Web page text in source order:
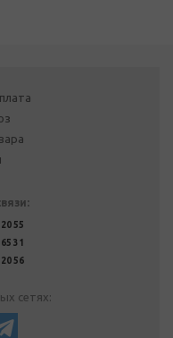
55
31
56
сетях: